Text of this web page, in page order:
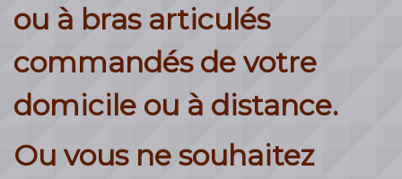
ou à bras articulés
commandés de votre
domicile ou à distance.
Ou vous ne souhaitez